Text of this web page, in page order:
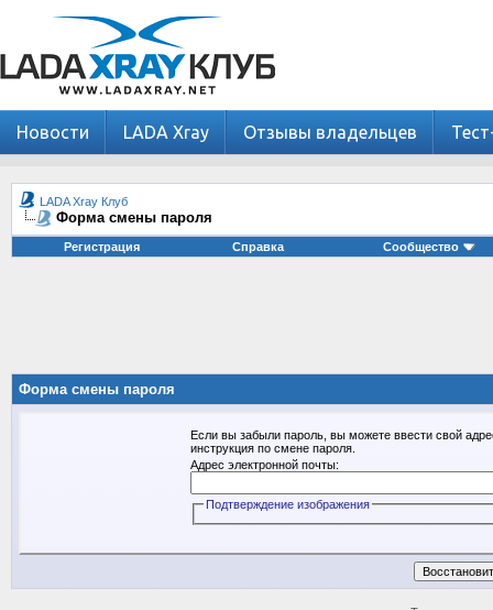
Новости LADA Xray Отзывы владельцев
LADA Xray Клуб
Форма смены пароля
Регистрация Справка Сообщество
Форма смены пароля
Если вы забыли пароль, вы можете ввести свой
инструкция по смене пароля.
Адрес электронной почты:
Подтверждение изображения